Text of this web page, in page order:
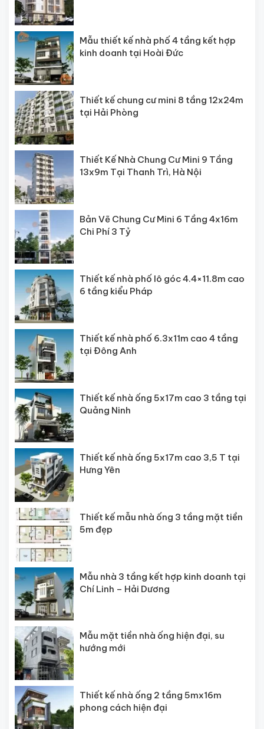
Mẫu thiết kế nhà phố 4 tầng kết hợp
kinh doanh tại Hoài Đức
Thiết kế chung cư mini 8 tầng 12x24m
tại Hải Phòng
Thiết Kế Nhà Chung Cư Mini 9 Tầng
13x9m Tại Thanh Trì, Hà Nội
Bản Vẽ Chung Cư Mini 6 Tầng 4x16m
Chi Phí 3 Tỷ
Thiết kế nhà phố lô góc 4.4×11.8m cao
6 tầng kiểu Pháp
Thiết kế nhà phố 6.3x11m cao 4 tầng
tại Đông Anh
Thiết kế nhà ống 5x17m cao 3 tầng tại
Quảng Ninh
Thiết kế nhà ống 5x17m cao 3,5 T tại
Hưng Yên
Thiết kế mẫu nhà ống 3 tầng mặt tiền
5m đẹp
Mẫu nhà 3 tầng kết hợp kinh doanh tại
Chí Linh – Hải Dương
Mẫu mặt tiền nhà ống hiện đại, su
hướng mới
Thiết kế nhà ống 2 tầng 5mx16m
phong cách hiện đại